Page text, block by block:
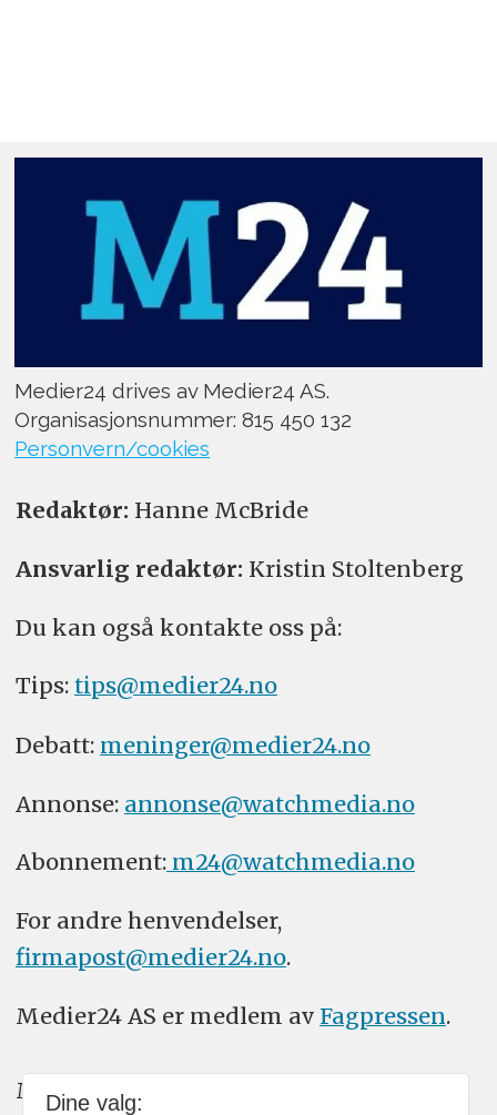
Medier24 drives av Medier24 AS.
Organisasjonsnummer: 815 450 132
Personvern/cookies
Redaktør: Hanne McBride
Ansvarlig redaktør: Kristin Stoltenberg
Du kan også kontakte oss på:
Tips: tips@medier24.no
Debatt: meninger@medier24.no
Annonse: annonse@watchmedia.no
Abonnement:m24@watchmedia.no
For andre henvendelser,
firmapost@medier24.no.
Medier24 AS er medlem av Fagpressen.
Medier24 arbeider etter Vær Varsom-
Dine valg: